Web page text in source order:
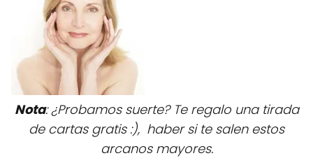
Nota: ¿Probamos suerte? Te regalo una tirada
de cartas gratis :), haber si te salen estos
arcanos mayores.